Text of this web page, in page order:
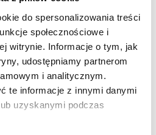
do spersonalizowania treści
społecznościowe i
witrynie. Informacje o tym, jak
udostępniamy partnerom
i analitycznym.
te informacje z innymi danymi
uzyskanymi podczas
zaktualizowano